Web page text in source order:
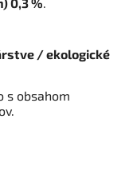
/ ekologické
s obsahom